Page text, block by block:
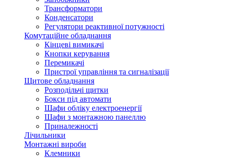
Трансформатори
Конденсатори
Регулятори реактивної потужності
Комутаційне обладнання
Кінцеві вимикачі
Кнопки керування
Перемикачі
Пристрої управління та сигналізації
Щитове обладнання
Розподільчі щитки
Бокси під автомати
Шафи обліку електроенергії
Шафи з монтажною панеллю
Приналежності
Лічильники
Монтажні вироби
Клемники